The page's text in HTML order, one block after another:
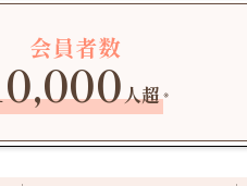
会員者数
人超 ※